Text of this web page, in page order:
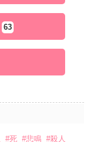
63
#死 #悲鳴 #殺人